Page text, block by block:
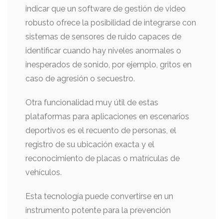
indicar que un software de gestión de video
robusto ofrece la posibilidad de integrarse con
sistemas de sensores de ruido capaces de
identificar cuando hay niveles anormales o
inesperados de sonido, por ejemplo, gritos en
caso de agresión o secuestro.
Otra funcionalidad muy útil de estas
plataformas para aplicaciones en escenarios
deportivos es el recuento de personas, el
registro de su ubicación exacta y el
reconocimiento de placas o matrículas de
vehículos.
Esta tecnología puede convertirse en un
instrumento potente para la prevención